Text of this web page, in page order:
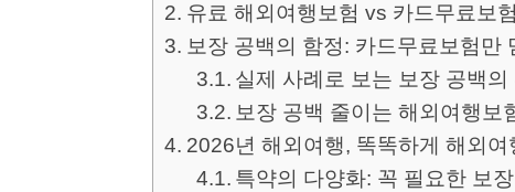
유료 해외여행보험 vs 카드무료보
보장 공백의 함정: 카드무료보험만
실제 사례로 보는 보장 공백의
보장 공백 줄이는 해외여행보
2026년 해외여행, 똑똑하게 해외여
특약의 다양화: 꼭 필요한 보